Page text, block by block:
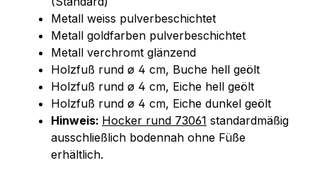
Metall weiss pulverbeschichtet
Metall goldfarben pulverbeschichtet
Metall verchromt glänzend
Holzfuß rund ø 4 cm, Buche hell geölt
Holzfuß rund ø 4 cm, Eiche hell geölt
Holzfuß rund ø 4 cm, Eiche dunkel geölt
Hinweis: Hocker rund 73061 standardmäßig
ausschließlich bodennah ohne Füße
erhältlich.